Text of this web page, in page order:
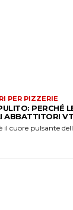
PER PIZZERIE
PERCHÉ
ABBATTITORI
il cuore pulsante